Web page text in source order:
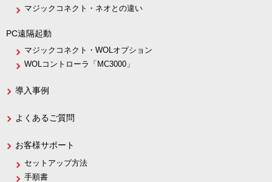
マジックコネクト・ネオとの違い
PC遠隔起動
マジックコネクト・WOLオプション
WOLコントローラ「MC3000」
導入事例
よくあるご質問
お客様サポート
セットアップ方法
手順書